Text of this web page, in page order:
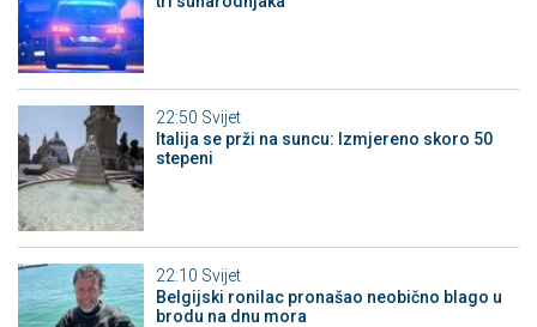
22:50 Svijet
Italija se prži na suncu: Izmjereno skoro 50
stepeni
22:10 Svijet
Belgijski ronilac pronašao neobično blago u
brodu na dnu mora